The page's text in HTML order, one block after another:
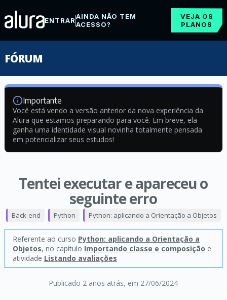
ENTRARAINDA NÃO TEM
ACESSO?
VEJA OS
PLANOS
FÓRUM
Importante
Você está vendo a versão anterior da nova experiência da
Alura que estamos preparando para você. Em breve, ela
ganha uma identidade visual novinha totalmente pensada
em potencializar seus estudos!
Tentei executar e apareceu o
seguinte erro
Publicado 2 anos atrás, em 27/06/2024
Back-end Python Python: aplicando a Orientação a Objetos
Referente ao curso Python: aplicando a Orientação a
Objetos, no capítulo Importando classe e composição e
atividade Listando avaliações